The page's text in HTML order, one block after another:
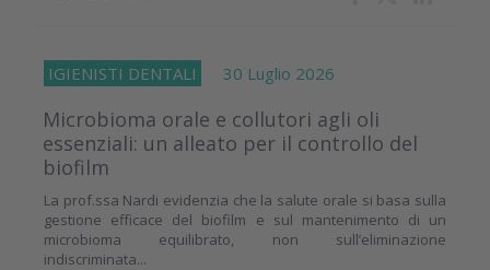
IGIENISTI DENTALI 30 Luglio 2026
Microbioma orale e collutori agli oli
essenziali: un alleato per il controllo del
biofilm
La prof.ssa Nardi evidenzia che la salute orale si basa sulla
gestione efficace del biofilm e sul mantenimento di un
microbioma equilibrato, non sull’eliminazione
indiscriminata...